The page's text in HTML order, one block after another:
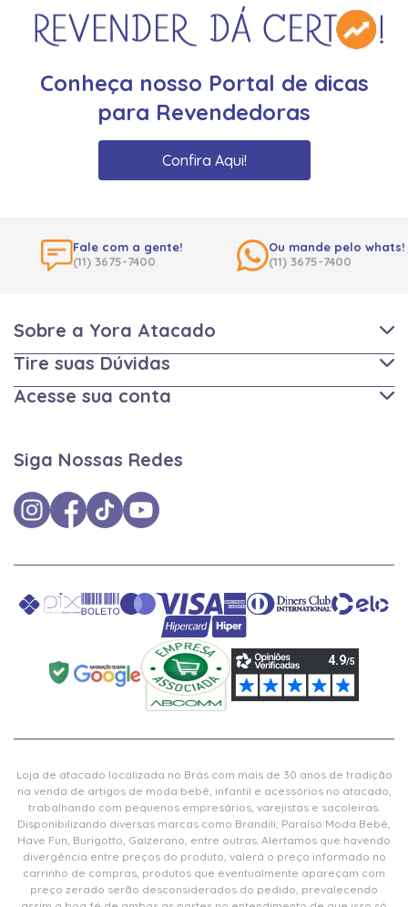
Conheça nosso Portal de dicas
para Revendedoras
Confira Aqui!
Fale com a gente!
(11) 3675-7400
Ou mande pelo whats!
(11) 3675-7400
Sobre a Yora Atacado
Tire suas Dúvidas
Acesse sua conta
Siga Nossas Redes
Loja de atacado localizada no Brás com mais de 30 anos de tradição
na venda de artigos de moda bebê, infantil e acessórios no atacado,
trabalhando com pequenos empresários, varejistas e sacoleiras.
Disponibilizando diversas marcas como Brandili, Paraíso Moda Bebê,
Have Fun, Burigotto, Galzerano, entre outras. Alertamos que havendo
divergência entre preços do produto, valerá o preço informado no
carrinho de compras, produtos que eventualmente apareçam com
preço zerado serão desconsiderados do pedido, prevalecendo